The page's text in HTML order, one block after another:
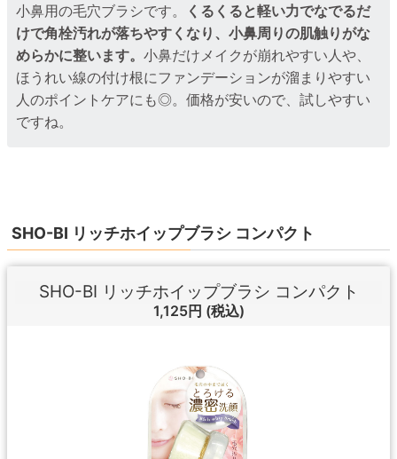
小鼻用の毛穴ブラシです。
くるくると軽い力でなでるだ
けで角栓汚れが落ちやすくなり、小鼻周りの肌触りがな
めらかに整います。小鼻だけメイクが崩れやすい人や、
ほうれい線の付け根にファンデーションが溜まりやすい
人のポイントケアにも◎。価格が安いので、試しやすい
ですね。
SHO-BI リッチホイップブラシ コンパクト
SHO-BI リッチホイップブラシ コンパクト
1,125円 (税込)